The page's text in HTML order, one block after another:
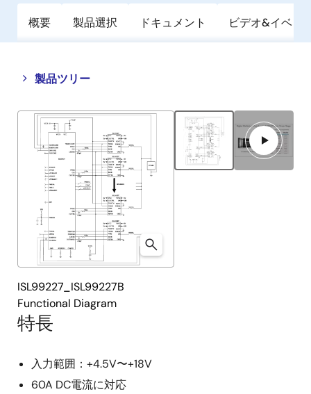
概要 製品選択 ドキュメント ビデオ&イベン
製品ツリー
Close
tree
menu
Open
tree
menu
特長
入力範囲：+4.5V〜+18V
60A DC電流に対応
ISL99227_ISL99227B
Functional Diagram